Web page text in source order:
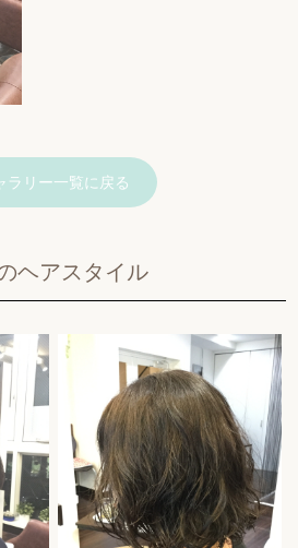
ラリー一覧に戻る
ヘアスタイル